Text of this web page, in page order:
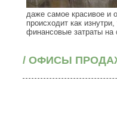
даже самое красивое и
происходит как
финансовые затраты на
/ ОФИСЫ